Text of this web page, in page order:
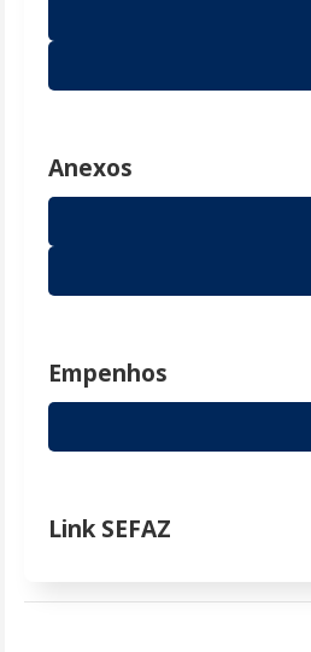
Anexos
Empenhos
Link SEFAZ